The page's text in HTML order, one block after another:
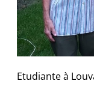
Etudiante à